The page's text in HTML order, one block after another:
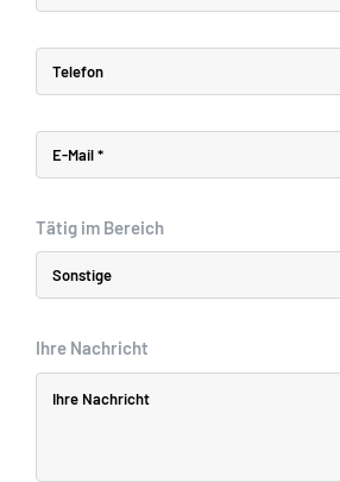
Tätig im Bereich
Ihre Nachricht